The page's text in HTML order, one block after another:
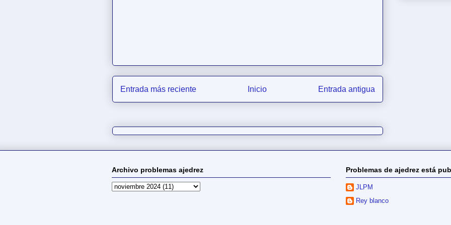
Entrada más reciente Entrada antigua
Inicio
Archivo problemas ajedrez Problemas de ajedrez está
JLPM
Rey blanco